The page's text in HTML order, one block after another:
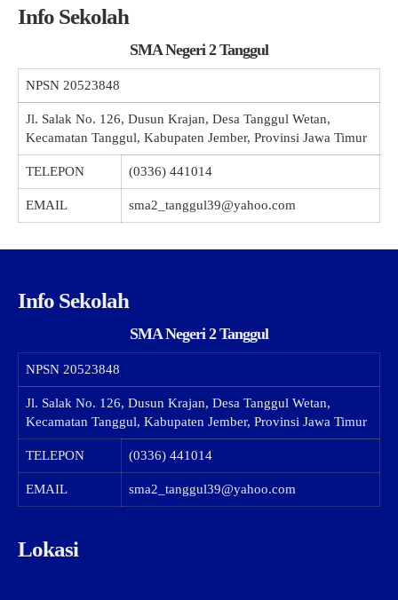
Info Sekolah
SMA Negeri 2 Tanggul
NPSN 20523848
Jl. Salak No. 126, Dusun Krajan, Desa Tanggul Wetan,
Kecamatan Tanggul, Kabupaten Jember, Provinsi Jawa Timur
TELEPON (0336) 441014
EMAIL sma2_tanggul39@yahoo.com
Info Sekolah
SMA Negeri 2 Tanggul
NPSN 20523848
Jl. Salak No. 126, Dusun Krajan, Desa Tanggul Wetan,
Kecamatan Tanggul, Kabupaten Jember, Provinsi Jawa Timur
TELEPON (0336) 441014
EMAIL sma2_tanggul39@yahoo.com
Lokasi